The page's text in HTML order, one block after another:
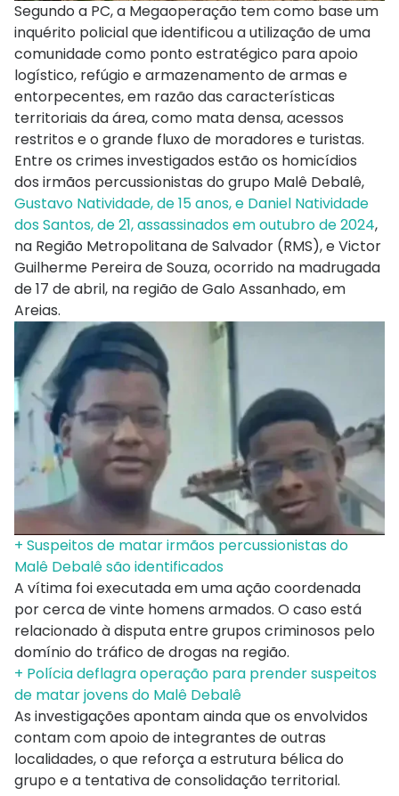
Segundo a PC, a Megaoperação tem como base um
inquérito policial que identificou a utilização de uma
comunidade como ponto estratégico para apoio
logístico, refúgio e armazenamento de armas e
entorpecentes, em razão das características
territoriais da área, como mata densa, acessos
restritos e o grande fluxo de moradores e turistas.
Entre os crimes investigados estão os homicídios
dos irmãos percussionistas do grupo Malê Debalê,
Gustavo Natividade, de 15 anos, e Daniel Natividade
dos Santos, de 21, assassinados em outubro de 2024,
na Região Metropolitana de Salvador (RMS), e Victor
Guilherme Pereira de Souza, ocorrido na madrugada
de 17 de abril, na região de Galo Assanhado, em
Areias.
+ Suspeitos de matar irmãos percussionistas do
Malê Debalê são identificados
A vítima foi executada em uma ação coordenada
por cerca de vinte homens armados. O caso está
relacionado à disputa entre grupos criminosos pelo
domínio do tráfico de drogas na região.
+ Polícia deflagra operação para prender suspeitos
de matar jovens do Malê Debalê
As investigações apontam ainda que os envolvidos
contam com apoio de integrantes de outras
localidades, o que reforça a estrutura bélica do
grupo e a tentativa de consolidação territorial.